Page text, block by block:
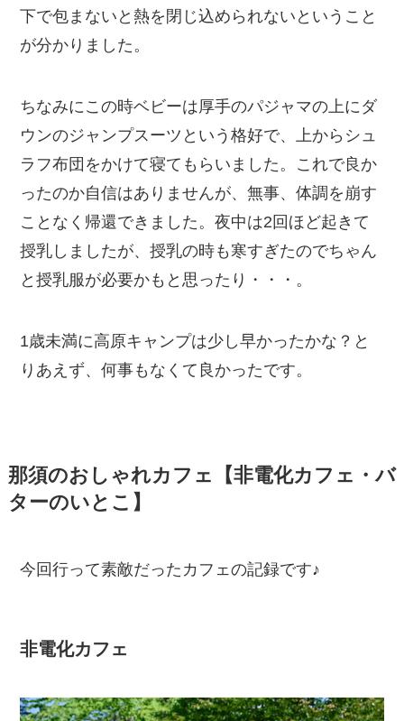
下で包まないと熱を閉じ込められないということ
が分かりました。
ちなみにこの時ベビーは厚手のパジャマの上にダ
ウンのジャンプスーツという格好で、上からシュ
ラフ布団をかけて寝てもらいました。これで良か
ったのか自信はありませんが、無事、体調を崩す
ことなく帰還できました。夜中は2回ほど起きて
授乳しましたが、授乳の時も寒すぎたのでちゃん
と授乳服が必要かもと思ったり・・・。
1歳未満に高原キャンプは少し早かったかな？と
りあえず、何事もなくて良かったです。
那須のおしゃれカフェ【非電化カフェ・バ
ターのいとこ】
今回行って素敵だったカフェの記録です♪
非電化カフェ